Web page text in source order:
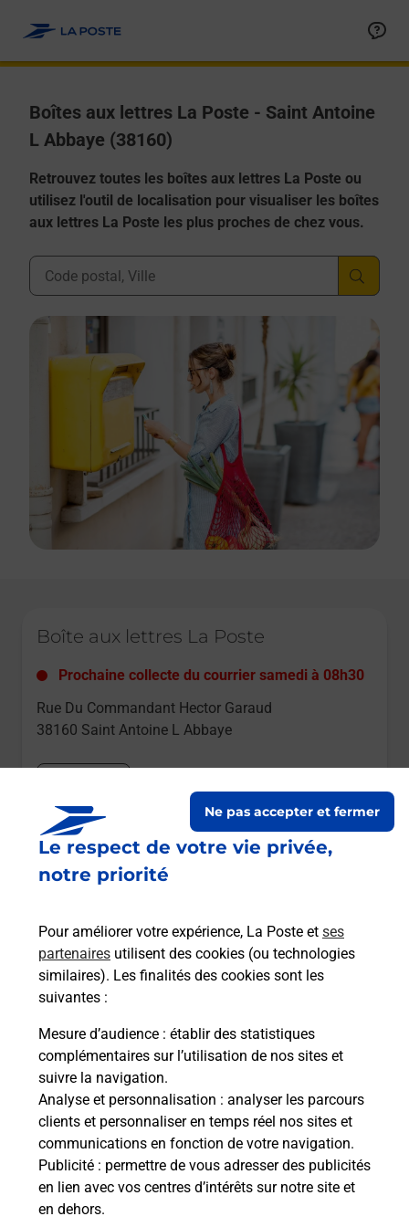
Le respect de votre vie privée,
notre priorité
Pour améliorer votre expérience, La Poste et ses
partenaires utilisent des cookies (ou technologies
similaires). Les finalités des cookies sont les
suivantes :
Mesure d’audience : établir des statistiques
complémentaires sur l’utilisation de nos sites et
suivre la navigation.
Analyse et personnalisation : analyser les parcours
clients et personnaliser en temps réel nos sites et
communications en fonction de votre navigation.
Publicité : permettre de vous adresser des publicités
en lien avec vos centres d’intérêts sur notre site et
en dehors.
Ne pas accepter et fermer
Boîtes aux lettres La Poste - Saint Antoine
L Abbaye (38160)
Retrouvez toutes les boîtes aux lettres La Poste ou
utilisez l'outil de localisation pour visualiser les boîtes
aux lettres La Poste les plus proches de chez vous.
Ville, Département, Code Postal
Boîte aux lettres La Poste
Prochaine collecte du courrier samedi à 08h30
Rue Du Commandant Hector Garaud
38160 Saint Antoine L Abbaye
Boîte aux Lettres La Poste
Prochaine collecte du courrier
Place Ferdinand Gilibert
Saint Antoine L Abbaye
Itinéraire
Le lien s'ouvre dans un nouvel onglet
Boîte aux Lettres La Poste
Prochaine collecte du courriersamedi à 08h30
10 Route De Roybon
38160
Saint Antoine L Abbaye
Itinéraire
Le lien s'ouvre dans un nouvel onglet